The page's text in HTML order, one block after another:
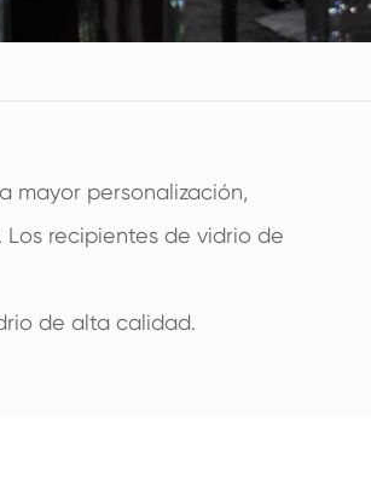
mayor personalización,
recipientes de vidrio de
de alta calidad.